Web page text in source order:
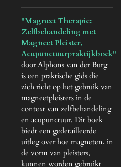
"Magneet Therapie:
Zelfbehandeling met
Magneet Pleister,
Acupunctuurpraktijkboek"
door Alphons van der Burg
is een praktische gids die
zich richt op het gebruik van
magneetpleisters in de
context van zelfbehandeling
en acupunctuur. Dit boek
biedt een gedetailleerde
uitleg over hoe magneten, in
de vorm van pleisters,
kunnen worden gebruikt